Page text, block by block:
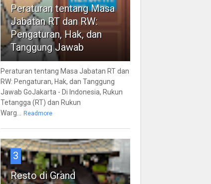
Peraturan tentang Masa
Jabatan RT dan RW:
Pengaturan, Hak, dan
Tanggung Jawab
Peraturan tentang Masa Jabatan RT dan
RW: Pengaturan, Hak, dan Tanggung
Jawab GoJakarta - Di Indonesia, Rukun
Tetangga (RT) dan Rukun
Warg... Readmore
3
Resto di Grand